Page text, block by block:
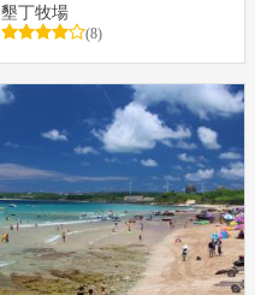
墾丁牧場
(8)